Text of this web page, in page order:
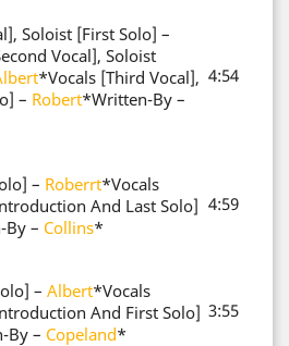
Soloist [First Solo] –
Vocal], Soloist
*Vocals [Third Vocal],
– Robert*Written-By –
4:54
– Roberrt*Vocals
And Last Solo]
By – Collins*
4:59
– Albert*Vocals
And First Solo]
By – Copeland*
3:55